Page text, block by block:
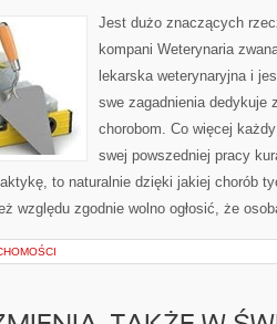
Jest dużo znaczących
kompani Weterynaria
lekarska weterynaryjna i
swe zagadnienia dedykuje
chorobom. Co więcej
swej powszedniej pracy
to naturalnie dzięki jakiej chorób
względu zgodnie wolno ogłosić, że